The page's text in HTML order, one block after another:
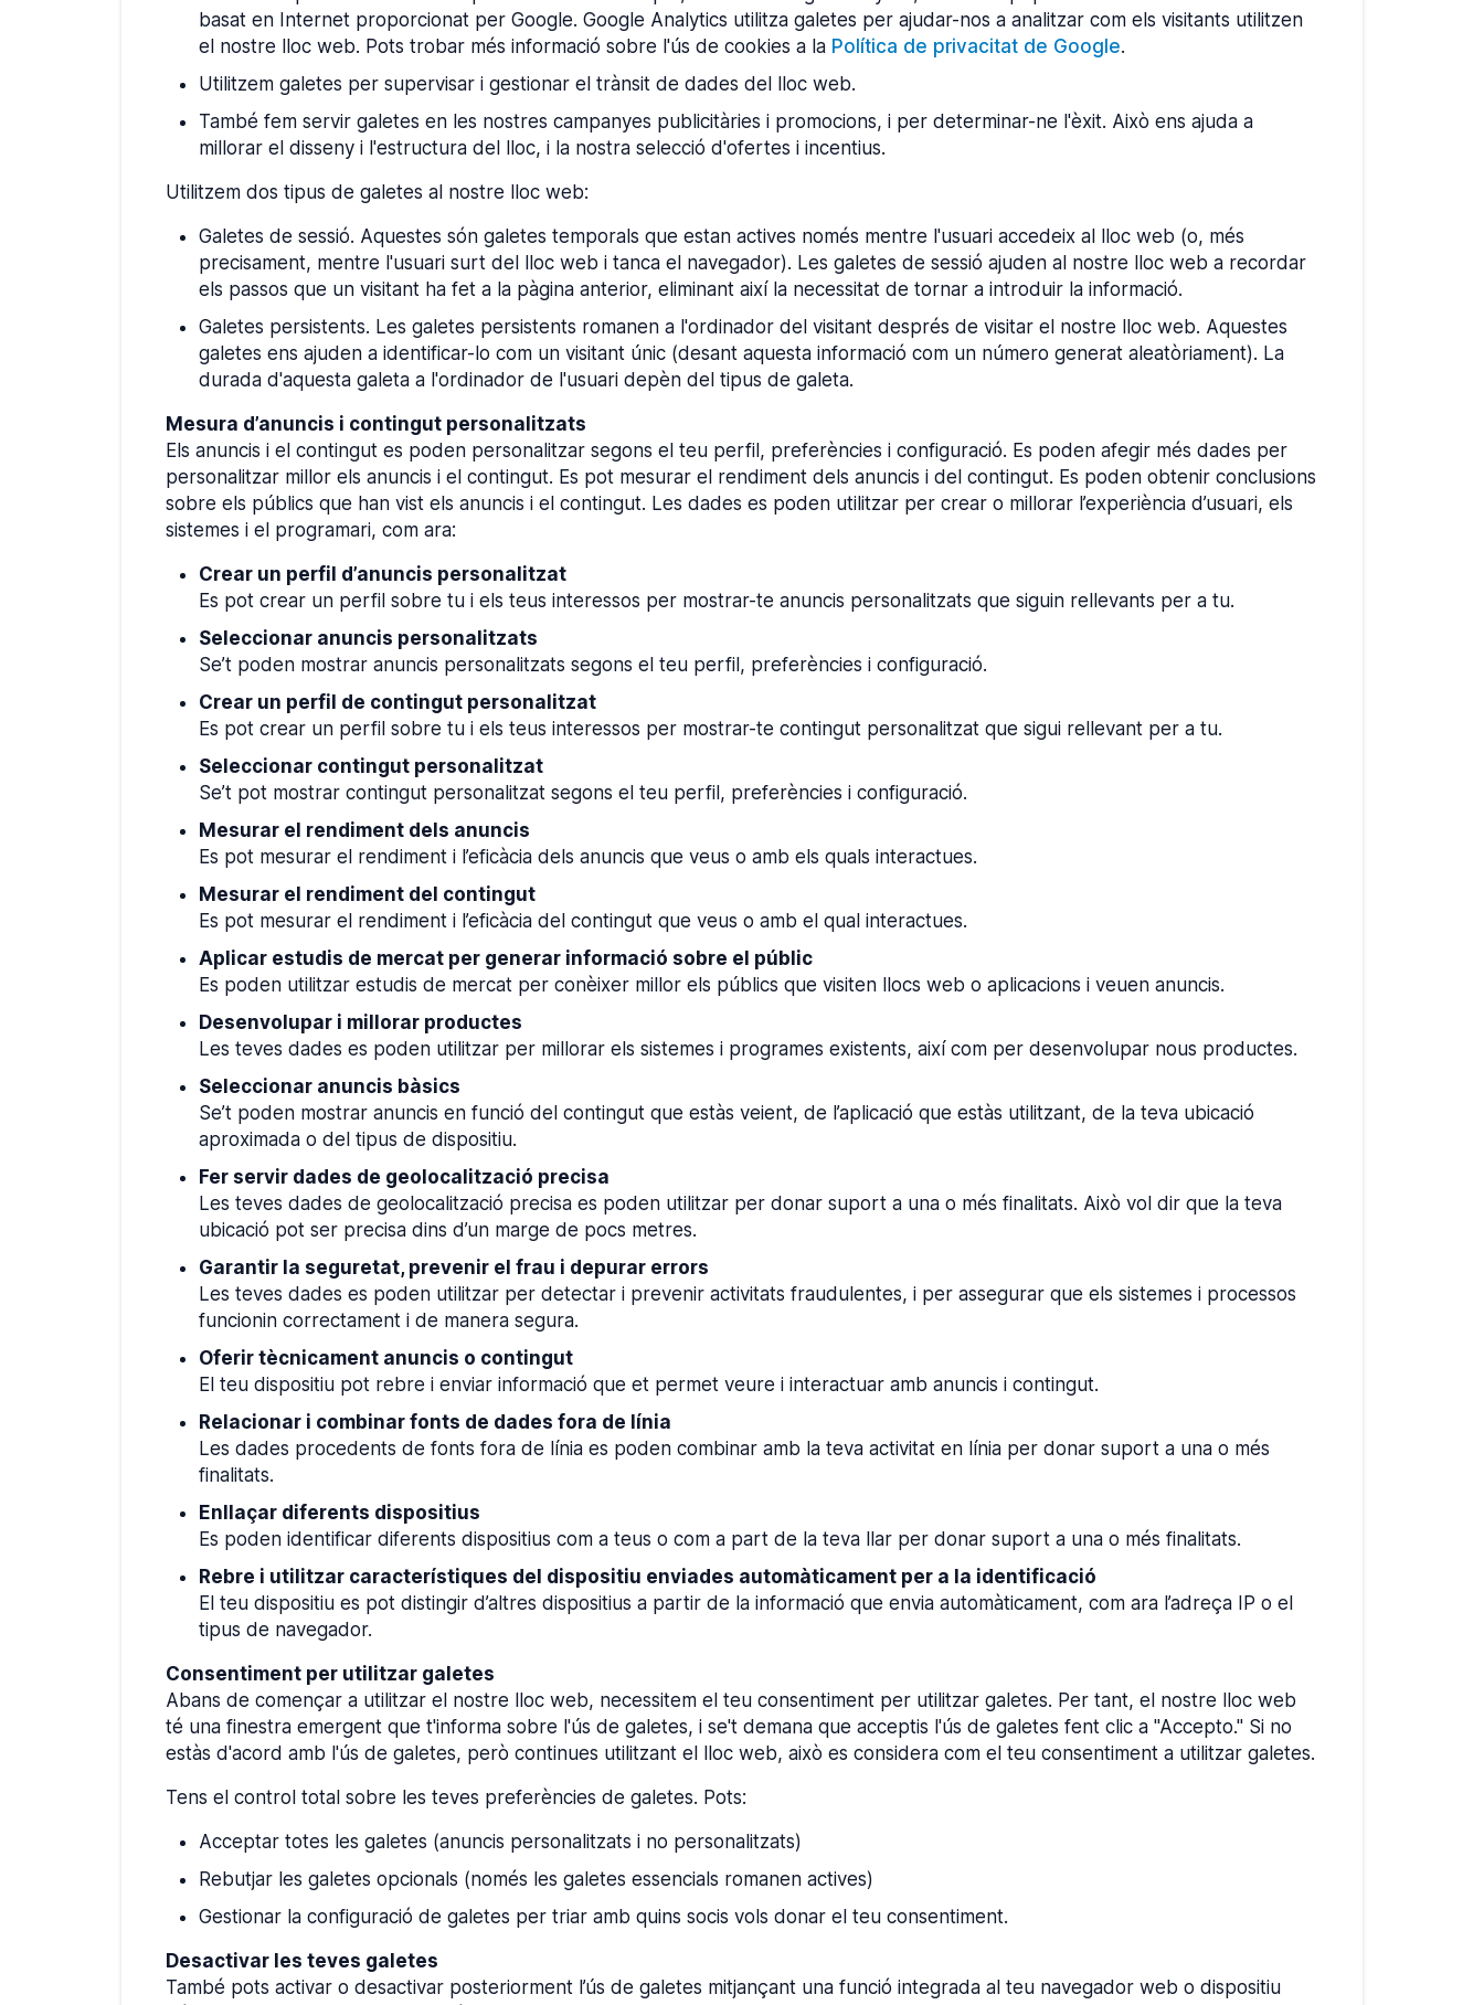
basat en Internet proporcionat per Google. Google Analytics utilitza galetes per ajudar-nos a analitzar com els visitants utilitzen
el nostre lloc web. Pots trobar més informació sobre l'ús de cookies a la Política de privacitat de Google.
Utilitzem galetes per supervisar i gestionar el trànsit de dades del lloc web.
També fem servir galetes en les nostres campanyes publicitàries i promocions, i per determinar-ne l'èxit. Això ens ajuda a
millorar el disseny i l'estructura del lloc, i la nostra selecció d'ofertes i incentius.
Utilitzem dos tipus de galetes al nostre lloc web:
Galetes de sessió. Aquestes són galetes temporals que estan actives només mentre l'usuari accedeix al lloc web (o, més
precisament, mentre l'usuari surt del lloc web i tanca el navegador). Les galetes de sessió ajuden al nostre lloc web a recordar
els passos que un visitant ha fet a la pàgina anterior, eliminant així la necessitat de tornar a introduir la informació.
Galetes persistents. Les galetes persistents romanen a l'ordinador del visitant després de visitar el nostre lloc web. Aquestes
galetes ens ajuden a identificar-lo com un visitant únic (desant aquesta informació com un número generat aleatòriament). La
durada d'aquesta galeta a l'ordinador de l'usuari depèn del tipus de galeta.
Mesura d’anuncis i contingut personalitzats
Els anuncis i el contingut es poden personalitzar segons el teu perfil, preferències i configuració. Es poden afegir més dades per
personalitzar millor els anuncis i el contingut. Es pot mesurar el rendiment dels anuncis i del contingut. Es poden obtenir conclusions
sobre els públics que han vist els anuncis i el contingut. Les dades es poden utilitzar per crear o millorar l’experiència d’usuari, els
sistemes i el programari, com ara:
Crear un perfil d’anuncis personalitzat
Es pot crear un perfil sobre tu i els teus interessos per mostrar-te anuncis personalitzats que siguin rellevants per a tu.
Seleccionar anuncis personalitzats
Se’t poden mostrar anuncis personalitzats segons el teu perfil, preferències i configuració.
Crear un perfil de contingut personalitzat
Es pot crear un perfil sobre tu i els teus interessos per mostrar-te contingut personalitzat que sigui rellevant per a tu.
Seleccionar contingut personalitzat
Se’t pot mostrar contingut personalitzat segons el teu perfil, preferències i configuració.
Mesurar el rendiment dels anuncis
Es pot mesurar el rendiment i l’eficàcia dels anuncis que veus o amb els quals interactues.
Mesurar el rendiment del contingut
Es pot mesurar el rendiment i l’eficàcia del contingut que veus o amb el qual interactues.
Aplicar estudis de mercat per generar informació sobre el públic
Es poden utilitzar estudis de mercat per conèixer millor els públics que visiten llocs web o aplicacions i veuen anuncis.
Desenvolupar i millorar productes
Les teves dades es poden utilitzar per millorar els sistemes i programes existents, així com per desenvolupar nous productes.
Seleccionar anuncis bàsics
Se’t poden mostrar anuncis en funció del contingut que estàs veient, de l’aplicació que estàs utilitzant, de la teva ubicació
aproximada o del tipus de dispositiu.
Fer servir dades de geolocalització precisa
Les teves dades de geolocalització precisa es poden utilitzar per donar suport a una o més finalitats. Això vol dir que la teva
ubicació pot ser precisa dins d’un marge de pocs metres.
Garantir la seguretat, prevenir el frau i depurar errors
Les teves dades es poden utilitzar per detectar i prevenir activitats fraudulentes, i per assegurar que els sistemes i processos
funcionin correctament i de manera segura.
Oferir tècnicament anuncis o contingut
El teu dispositiu pot rebre i enviar informació que et permet veure i interactuar amb anuncis i contingut.
Relacionar i combinar fonts de dades fora de línia
Les dades procedents de fonts fora de línia es poden combinar amb la teva activitat en línia per donar suport a una o més
finalitats.
Enllaçar diferents dispositius
Es poden identificar diferents dispositius com a teus o com a part de la teva llar per donar suport a una o més finalitats.
Rebre i utilitzar característiques del dispositiu enviades automàticament per a la identificació
El teu dispositiu es pot distingir d’altres dispositius a partir de la informació que envia automàticament, com ara l’adreça IP o el
tipus de navegador.
Consentiment per utilitzar galetes
Abans de començar a utilitzar el nostre lloc web, necessitem el teu consentiment per utilitzar galetes. Per tant, el nostre lloc web
té una finestra emergent que t'informa sobre l'ús de galetes, i se't demana que acceptis l'ús de galetes fent clic a "Accepto." Si no
estàs d'acord amb l'ús de galetes, però continues utilitzant el lloc web, això es considera com el teu consentiment a utilitzar galetes.
Tens el control total sobre les teves preferències de galetes. Pots:
Acceptar totes les galetes (anuncis personalitzats i no personalitzats)
Rebutjar les galetes opcionals (només les galetes essencials romanen actives)
Gestionar la configuració de galetes per triar amb quins socis vols donar el teu consentiment.
Desactivar les teves galetes
També pots activar o desactivar posteriorment l’ús de galetes mitjançant una funció integrada al teu navegador web o dispositiu